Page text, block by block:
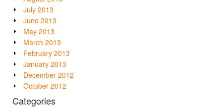
July 2013
June 2013
May 2013
March 2013
February 2013
January 2013
December 2012
October 2012
Categories